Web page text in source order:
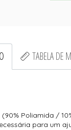
TABELA DE
Poliamida /
para um